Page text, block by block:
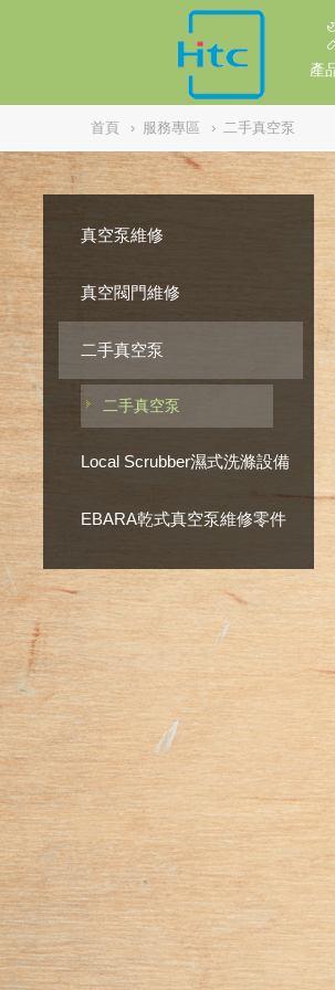
產
首頁 › 服務專區 › 二手真空泵
真空泵維修
真空閥門維修
二手真空泵
二手真空泵
Local Scrubber濕式洗滌設備
EBARA乾式真空泵維修零件